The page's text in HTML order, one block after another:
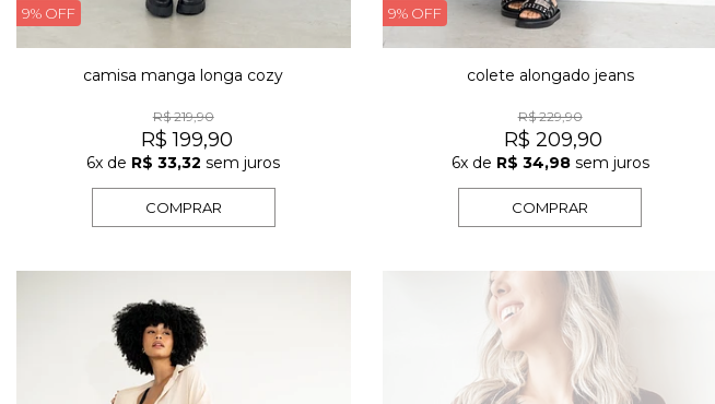
9% OFF
camisa manga longa cozy
R$ 219,90
R$ 199,90
6x de R$ 33,32 sem juros
COMPRAR
9% OFF
colete alongado jeans
R$ 229,90
R$ 209,90
6xde R$ 34,98sem juros
COMPRAR